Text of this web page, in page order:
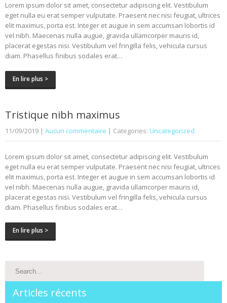
Lorem ipsum dolor sit amet, consectetur adipiscing elit. Vestibulum
eget nulla eu erat semper vulputate. Praesent nec nisi feugiat, ultrices
elit maximus, porta est. Integer et augue in sem accumsan lobortis id
vel nibh. Maecenas nulla augue, gravida ullamcorper mauris id,
placerat egestas nisi. Vestibulum vel fringilla felis, vehicula cursus
diam. Phasellus finibus sodales erat…
En lire plus >
Tristique nibh maximus
11/09/2019 | Aucun commentaire | Categories: Uncategorized
Lorem ipsum dolor sit amet, consectetur adipiscing elit. Vestibulum
eget nulla eu erat semper vulputate. Praesent nec nisi feugiat, ultrices
elit maximus, porta est. Integer et augue in sem accumsan lobortis id
vel nibh. Maecenas nulla augue, gravida ullamcorper mauris id,
placerat egestas nisi. Vestibulum vel fringilla felis, vehicula cursus
diam. Phasellus finibus sodales erat…
En lire plus >
Articles récents